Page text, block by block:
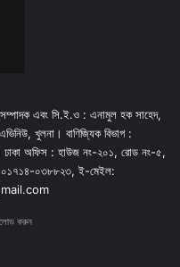
এবং সি.ই.ও : এনামুল হক সাহেদ,
খুলনা। বাণিজ্যিক বিভাগ :
অফিস : হাউজ নং-২০১, রোড নং-৫,
০৩৮৮২৩, ই-মেইল:
করুন